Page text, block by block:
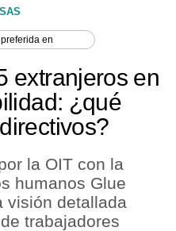
en
extranjeros en
¿qué
la OIT con la
humanos Glue
visión detallada
trabajadores